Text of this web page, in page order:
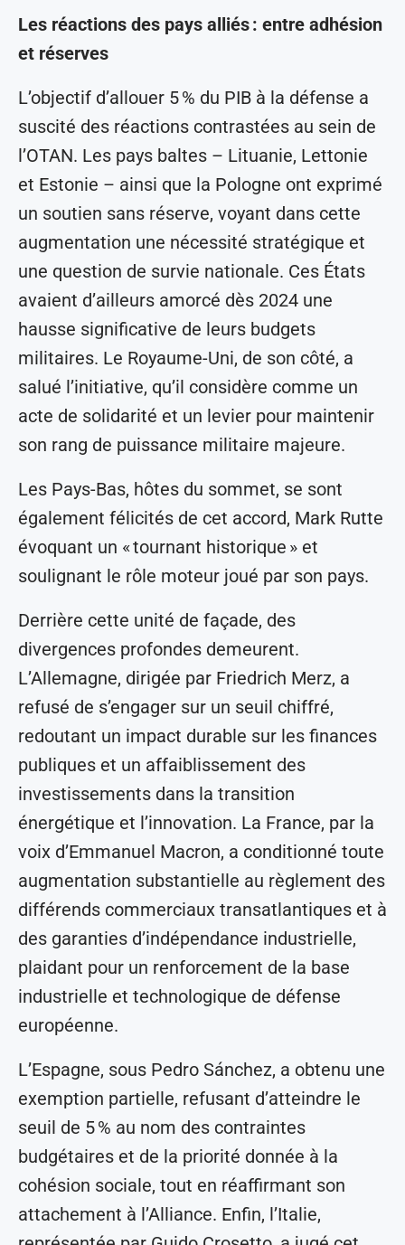
Les réactions des pays alliés: entre adhésion
et réserves
L’objectif d’allouer 5 % du PIB à la défense a
suscité des réactions contrastées au sein de
l’OTAN. Les pays baltes – Lituanie, Lettonie
et Estonie – ainsi que la Pologne ont exprimé
un soutien sans réserve, voyant dans cette
augmentation une nécessité stratégique et
une question de survie nationale. Ces États
avaient d’ailleurs amorcé dès 2024 une
hausse significative de leurs budgets
militaires. Le Royaume-Uni, de son côté, a
salué l’initiative, qu’il considère comme un
acte de solidarité et un levier pour maintenir
son rang de puissance militaire majeure.
Les Pays-Bas, hôtes du sommet, se sont
également félicités de cet accord, Mark Rutte
évoquant un « tournant historique » et
soulignant le rôle moteur joué par son pays.
Derrière cette unité de façade, des
divergences profondes demeurent.
L’Allemagne, dirigée par Friedrich Merz, a
refusé de s’engager sur un seuil chiffré,
redoutant un impact durable sur les finances
publiques et un affaiblissement des
investissements dans la transition
énergétique et l’innovation. La France, par la
voix d’Emmanuel Macron, a conditionné toute
augmentation substantielle au règlement des
différends commerciaux transatlantiques et à
des garanties d’indépendance industrielle,
plaidant pour un renforcement de la base
industrielle et technologique de défense
européenne.
L’Espagne, sous Pedro Sánchez, a obtenu une
exemption partielle, refusant d’atteindre le
seuil de 5 % au nom des contraintes
budgétaires et de la priorité donnée à la
cohésion sociale, tout en réaffirmant son
attachement à l’Alliance. Enfin, l’Italie,